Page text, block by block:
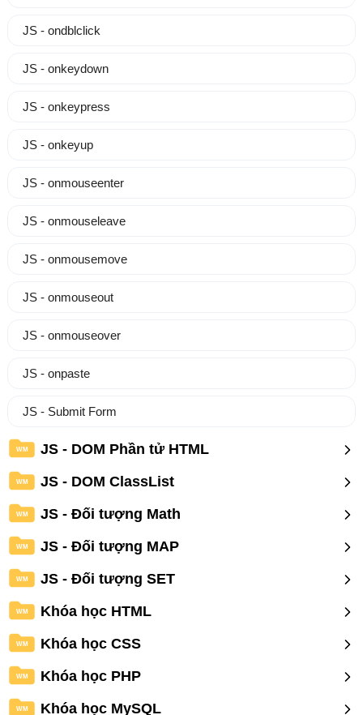
JS - ondblclick
JS - onkeydown
JS - onkeypress
JS - onkeyup
JS - onmouseenter
JS - onmouseleave
JS - onmousemove
JS - onmouseout
JS - onmouseover
JS - onpaste
JS - Submit Form
WM JS - DOM Phần tử HTML
WM JS - DOM ClassList
WM JS - Đối tượng Math
WM JS - Đối tượng MAP
WM JS - Đối tượng SET
WM Khóa học HTML
WM Khóa học CSS
WM Khóa học PHP
WM Khóa học MySQL